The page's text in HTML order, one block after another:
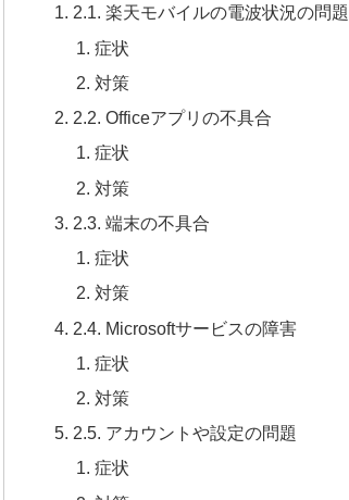
2.1. 楽天モバイルの電波状況の問題
症状
対策
2.2. Officeアプリの不具合
症状
対策
2.3. 端末の不具合
症状
対策
2.4. Microsoftサービスの障害
症状
対策
2.5. アカウントや設定の問題
症状